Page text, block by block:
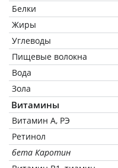
Белки
Жиры
Углеводы
Пищевые волокна
Вода
Зола
Витамины
Витамин А, РЭ
Ретинол
бета Каротин